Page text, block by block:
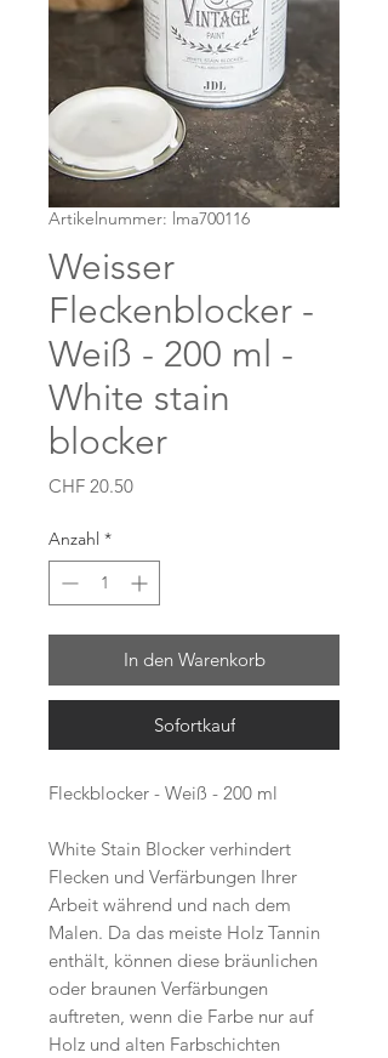
Artikelnummer: lma700116
Weisser
Fleckenblocker -
Weiß - 200 ml -
White stain
blocker
CHF 20.50Preis
Anzahl *
In den Warenkorb
Sofortkauf
Fleckblocker - Weiß - 200 ml
White Stain Blocker verhindert
Flecken und Verfärbungen Ihrer
Arbeit während und nach dem
Malen. Da das meiste Holz Tannin
enthält, können diese bräunlichen
oder braunen Verfärbungen
auftreten, wenn die Farbe nur auf
Holz und alten Farbschichten